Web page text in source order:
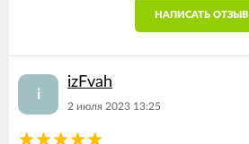
НАПИСАТЬ ОТЗЫВ
i
izFvah
2 июля 2023 13:25